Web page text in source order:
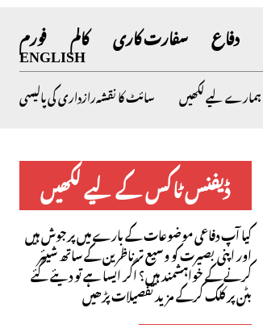
دفاع سفارت کاری کالم فورم
ENGLISH
ہمارے لیے لکھیں سائٹ کا نقشہرازداری کی پالیسی
ڈیفنس ٹاکس کے لیے لکھیں
کیا آپ دفاعی موضوعات کے بارے میں پرجوش ہیں
اور اپنی بصیرت کو وسیع تر ناظرین کے ساتھ شیئر
کرنے کے خواہشمند ہیں؟ اگر ایسا ہے تو دیئے گئے
بٹن پر کلک کرکے مزید تفصیلات پڑھیں